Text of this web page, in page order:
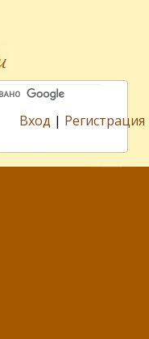
Вход | Регистрация